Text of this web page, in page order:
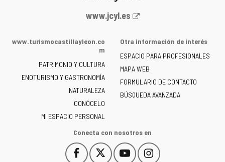
Portal
la
de
Castilla
y
León
-
www.jcyl.es
www.turismocastillayleon.co
m
PATRIMONIO Y CULTURA
ENOTURISMO Y GASTRONOMÍA
NATURALEZA
CONÓCELO
MI ESPACIO PERSONAL
Otra información de interés
ESPACIO PARA PROFESIONALES
MAPA WEB
FORMULARIO DE CONTACTO
BÚSQUEDA AVANZADA
Conecta con nosotros en
Facebook
Este Este
YouTube
Este
Instagram
Este